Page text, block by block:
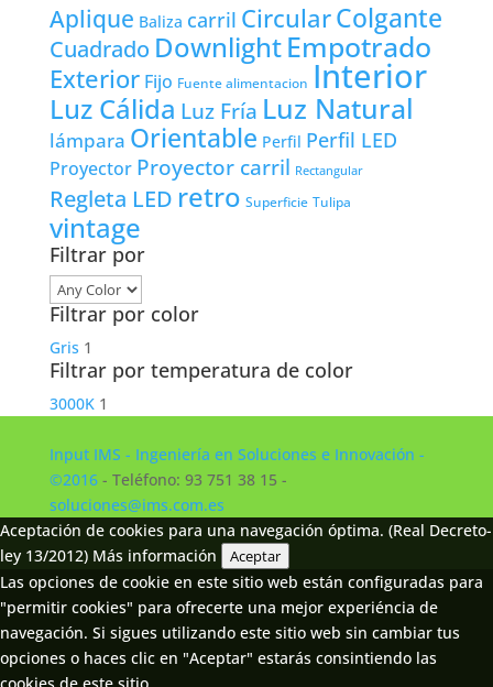
Aplique Baliza carril CircularColgante
Cuadrado DownlightEmpotrado
Exterior Fijo Fuente alimentacion Interior
Luz Cálida Luz Fría Luz Natural
lámpara Orientable Perfil Perfil LED
Proyector Proyector carril Rectangular
Regleta LED retro Superficie Tulipa
vintage
Filtrar por
Filtrar por color
Gris 1
Filtrar por temperatura de color
3000K 1
Input IMS - Ingeniería en Soluciones e Innovación -
©2016- Teléfono: 93 751 38 15 -
soluciones@ims.com.es
Aceptación de cookies para una navegación óptima. (Real Decreto-
ley 13/2012) Más información Aceptar
Las opciones de cookie en este sitio web están configuradas para
"permitir cookies" para ofrecerte una mejor experiéncia de
navegación. Si sigues utilizando este sitio web sin cambiar tus
opciones o haces clic en "Aceptar" estarás consintiendo las